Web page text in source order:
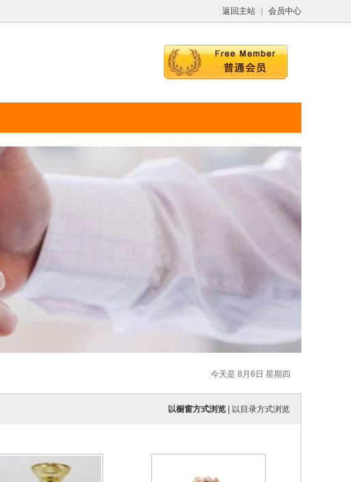
返回主站 会员中心
今天是 8月6日 星期四
以橱窗方式浏览 以目录方式浏览